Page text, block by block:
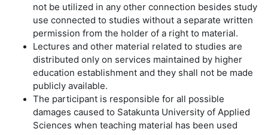
not be utilized in any other connection besides study
use connected to studies without a separate written
permission from the holder of a right to material.
Lectures and other material related to studies are
distributed only on services maintained by higher
education establishment and they shall not be made
publicly available.
The participant is responsible for all possible
damages caused to Satakunta University of Applied
Sciences when teaching material has been used